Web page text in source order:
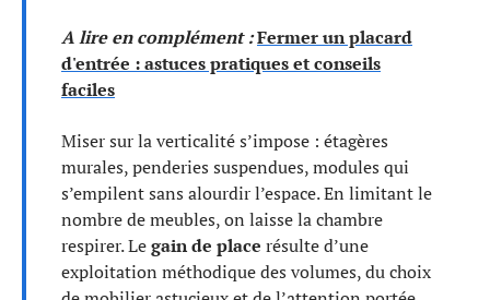
A lire en complément :Fermer un placard
d'entrée : astuces pratiques et conseils
faciles
Miser sur la verticalité s’impose : étagères
murales, penderies suspendues, modules qui
s’empilent sans alourdir l’espace. En limitant le
nombre de meubles, on laisse la chambre
respirer. Legain de place résulte d’une
exploitation méthodique des volumes, du choix